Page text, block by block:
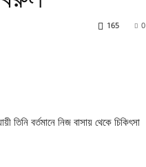
0
165
বর্তমানে নিজ বাসায় থেকে চিকিৎসা